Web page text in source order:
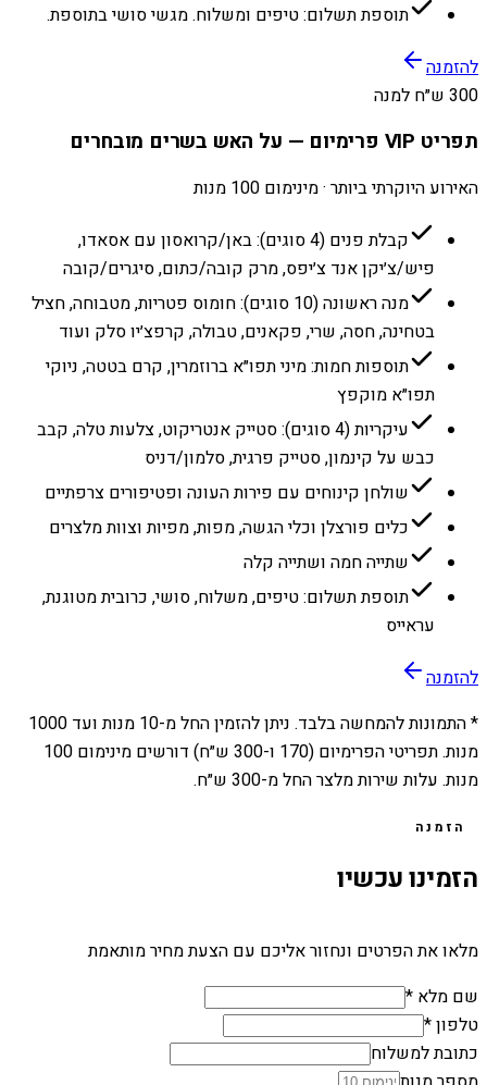
תוספת תשלום: טיפים ומשלוח. מגשי סושי בתוספת.
להזמנה
300 ש״ח למנה
תפריט VIP פרימיום — על האש בשרים מובחרים
האירוע היוקרתי ביותר · מינימום 100 מנות
קבלת פנים (4 סוגים): באן/קרואסון עם אסאדו,
פיש/צ׳יקן אנד צ׳יפס, מרק קובה/כתום, סיגרים/קובה
מנה ראשונה (10 סוגים): חומוס פטריות, מטבוחה, חציל
בטחינה, חסה, שרי, פקאנים, טבולה, קרפצ׳יו סלק ועוד
תוספות חמות: מיני תפו״א ברוזמרין, קרם בטטה, ניוקי
תפו״א מוקפץ
עיקריות (4 סוגים): סטייק אנטריקוט, צלעות טלה, קבב
כבש על קינמון, סטייק פרגית, סלמון/דניס
שולחן קינוחים עם פירות העונה ופטיפורים צרפתיים
כלים פורצלן וכלי הגשה, מפות, מפיות וצוות מלצרים
שתייה חמה ושתייה קלה
תוספת תשלום: טיפים, משלוח, סושי, כרובית מטוגנת,
עראייס
להזמנה
* התמונות להמחשה בלבד. ניתן להזמין החל מ-10 מנות ועד 1000
מנות. תפריטי הפרימיום (170 ו-300 ש״ח) דורשים מינימום 100
מנות. עלות שירות מלצר החל מ-300 ש״ח.
הזמנה
הזמינו עכשיו
מלאו את הפרטים ונחזור אליכם עם הצעת מחיר מותאמת
שם מלא *
טלפון *
כתובת למשלוח